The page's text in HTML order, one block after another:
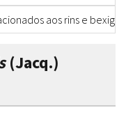
aos rins e bexiga
(Jacq.)